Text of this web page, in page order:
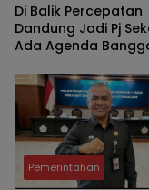
Di Balik Percepatan
Dandung Jadi Pj
Ada Agenda
Pemerintahan